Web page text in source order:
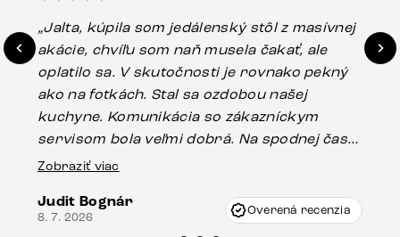
„Jalta, kúpila som jedálenský stôl z masívnej
akácie, chvíľu som naň musela čakať, ale
oplatilo sa. V skutočnosti je rovnako pekný
ako na fotkách. Stal sa ozdobou našej
kuchyne. Komunikácia so zákazníckym
servisom bola veľmi dobrá. Na spodnej časti
stola bolo malé poškodenie, pravdepodobne
Vincze pri riešení mojej záležitosti pristúpili
veľmi korektne. Odporúčam produkty Delife
Zobraziť viac
Judit Bognár
8. 7. 2026 Overená recenzia